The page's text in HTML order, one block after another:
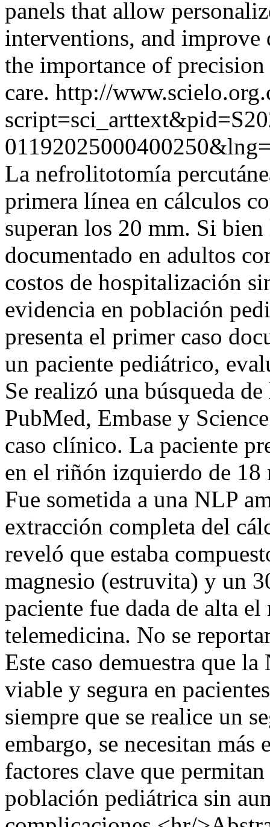
panels that allow
interventions, and
the importance of
care. http://
La nefrolitotomía
primera línea en cálculos
superan los 20 mm. Si
documentado en adultos
costos de hospitalización
evidencia en población
presenta el primer caso
un paciente pediátrico,
Se realizó una búsqueda
PubMed, Embase y
caso clínico. La paciente
en el riñón izquierdo de
Fue sometida a una NLP
extracción completa del
reveló que estaba
magnesio (estruvita) y un
paciente fue dada de alta
telemedicina. No se
Este caso demuestra que
viable y segura en
siempre que se realice un
embargo, se necesitan
factores clave que
población pediátrica sin